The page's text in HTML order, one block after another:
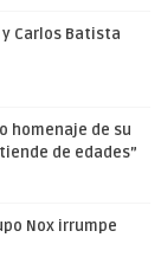
Carlos Batista
homenaje de su
de edades”
Nox irrumpe